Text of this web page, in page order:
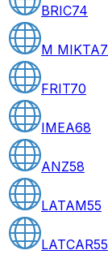
BRIC74
M MIKTA
FRIT70
IMEA68
ANZ58
LATAM55
LATCAR55